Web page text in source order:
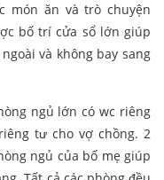
món ăn và trò chuyện
bố trí cửa sổ lớn giúp
và không bay sang
ngủ lớn có wc riêng
tư cho vợ chồng. 2
ngủ của bố mẹ giúp